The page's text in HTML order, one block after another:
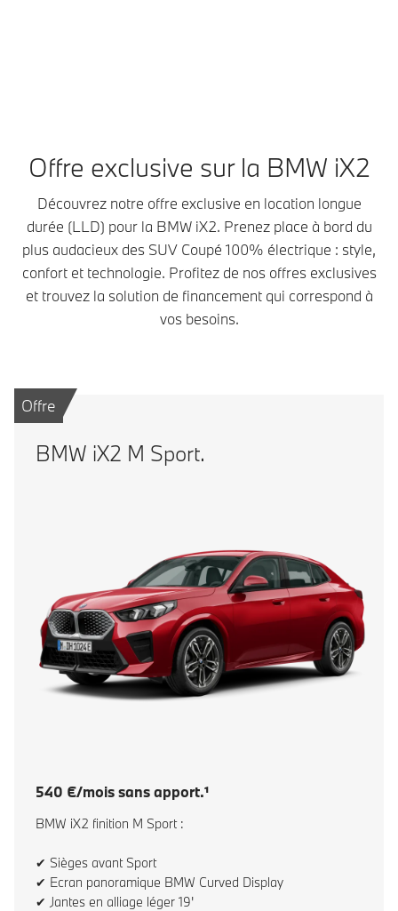
Offre exclusive sur la BMW iX2
Découvrez notre offre exclusive en location longue
durée (LLD) pour la BMW iX2. Prenez place à bord du
plus audacieux des SUV Coupé 100% électrique : style,
confort et technologie. Profitez de nos offres exclusives
et trouvez la solution de financement qui correspond à
vos besoins.
Offre
BMW iX2 M Sport.
540 €/mois sans apport.¹
BMW iX2 finition M Sport :
✔ Sièges avant Sport
✔ Ecran panoramique BMW Curved Display
✔ Jantes en alliage léger 19'